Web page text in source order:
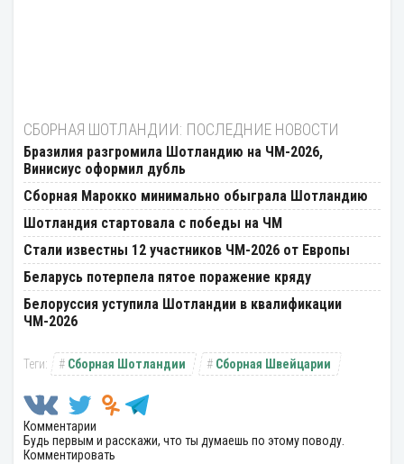
СБОРНАЯ ШОТЛАНДИИ: ПОСЛЕДНИЕ НОВОСТИ
Бразилия разгромила Шотландию на ЧМ-2026,
Винисиус оформил дубль
Сборная Марокко минимально обыграла Шотландию
Шотландия стартовала с победы на ЧМ
Стали известны 12 участников ЧМ-2026 от Европы
Беларусь потерпела пятое поражение кряду
Белоруссия уступила Шотландии в квалификации
ЧМ-2026
Сборная Шотландии Сборная Швейцарии
Комментарии
Будь первым и расскажи, что ты думаешь по этому поводу.
Комментировать